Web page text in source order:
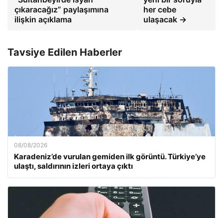
çıkaracağız” paylaşımına
ilişkin açıklama
her cebe
ulaşacak →
Tavsiye Edilen Haberler
08/08/2026
Karadeniz’de vurulan gemiden ilk görüntü. Türkiye’ye
ulaştı, saldırının izleri ortaya çıktı